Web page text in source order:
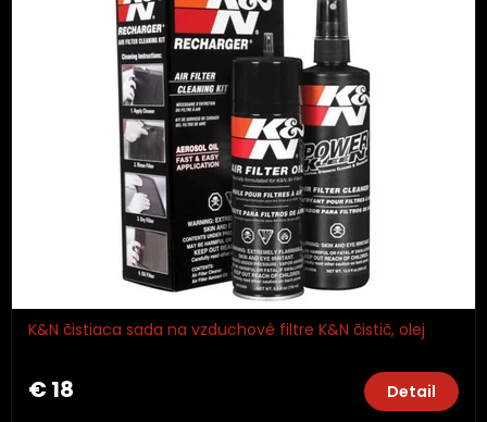
K&N čistiaca sada na vzduchové filtre K&N čistič, olej
€ 18 Detail